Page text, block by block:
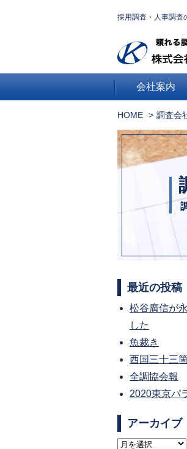
採用調査・人事調査
会社案内
HOME 調査会
最近の投稿
松谷廣信が
した
魚裁き
西国三十三
全調協会報
2020東京パ
アーカイブ
ア